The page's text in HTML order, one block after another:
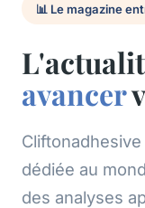
📊 Le magazine
avancer
dédiée au
des analyses